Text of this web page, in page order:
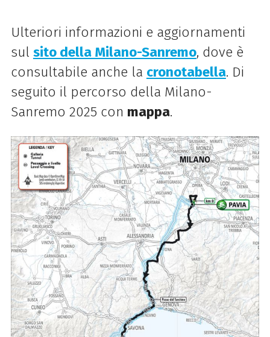
Ulteriori informazioni e aggiornamenti
sul sito della Milano-Sanremo, dove è
consultabile anche la cronotabella. Di
seguito il percorso della Milano-
Sanremo 2025 con mappa.